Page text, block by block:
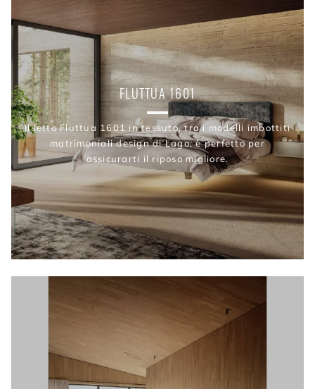
FLUTTUA 1601
Il letto Fluttua 1601 in tessuto, tra i modelli imbottiti
matrimoniali design di Lago, è perfetto per
assicurarti il riposo migliore.